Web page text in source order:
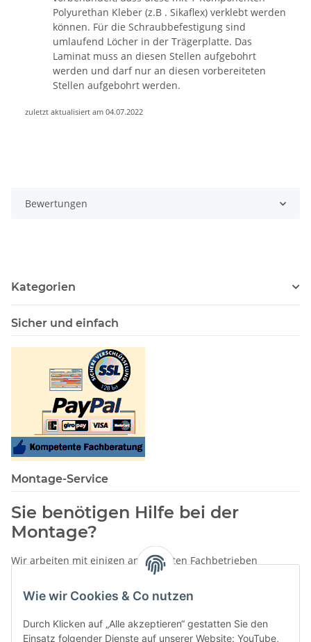
Wie wir Cookies & Co nutzen
Durch Klicken auf „Alle akzeptieren“ gestatten Sie den
Einsatz folgender Dienste auf unserer Website: YouTube,
Polyurethan Kleber (z.B . Sikaflex) verklebt werden
können. Für die Schraubbefestigung sind
umlaufend Löcher in der Trägerplatte. Das
Laminat muss an diesen Stellen aufgebohrt
werden und darf nur an diesen vorbereiteten
Stellen aufgebohrt werden.
zuletzt aktualisiert am 04.07.2022
Bewertungen
Kategorien
Sicher und einfach
Montage-Service
Sie benötigen Hilfe bei der
Montage?
Wir arbeiten mit einigen anerkannten Fachbetrieben
Rufen Sie uns einfach an:
oder schreiben Sie uns eine eMail!